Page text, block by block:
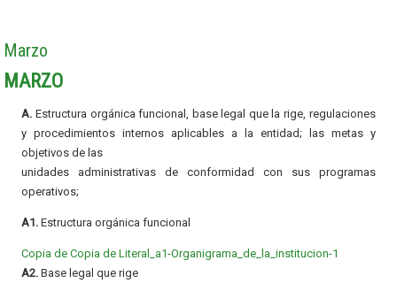
Marzo
MARZO
A. Estructura orgánica funcional, base legal que la rige, regulaciones
y procedimientos internos aplicables a la entidad; las metas y
objetivos de las
unidades administrativas de conformidad con sus programas
operativos;
A1. Estructura orgánica funcional
Copia de Copia de Literal_a1-Organigrama_de_la_institucion-1
A2. Base legal que rige